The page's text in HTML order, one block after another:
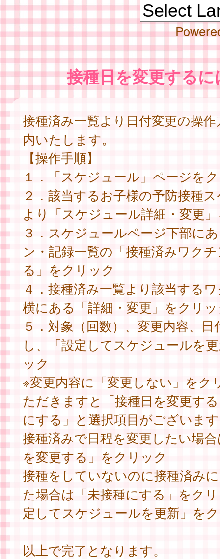
接種日を変更するに
接種済み一覧より日付変更の操
内いたします。
【操作手順】
１．「スケジュール」ページを
２．該当するお子様の予防接種
より「スケジュール詳細・変更
３．スケジュールページ下部に
ン・記録一覧の「接種済みワク
る」をクリック
４．接種済み一覧より該当する
横にある「詳細・変更」をクリ
５．対象（回数）、変更内容、
し、「設定してスケジュールを
ック
※変更内容に「変更しない」をク
ただきますと「接種日を変更す
にする」と選択項目がございま
接種済みで日程を変更したい場
を変更する」をクリック
接種をしていないのに接種済み
た場合は「未接種にする」をク
定してスケジュールを更新」を
以上で完了となります。